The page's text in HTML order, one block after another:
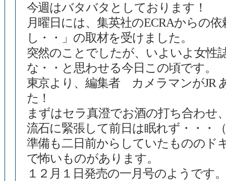
今週はバタバタとしております！
月曜日には、集英社のECRAからの
し・・」の取材を受けました。
突然のことでしたが、いよいよ女性
な・・と思わせる今日この頃です。
東京より、編集者 カメラマンがJR
た！
まずはセラ真澄でお酒の打ち合わせ
流石に緊張して前日は眠れず・・・
準備も二日前からしていたもののド
で怖いものがあります。
１２月１日発売の一月号のようです。